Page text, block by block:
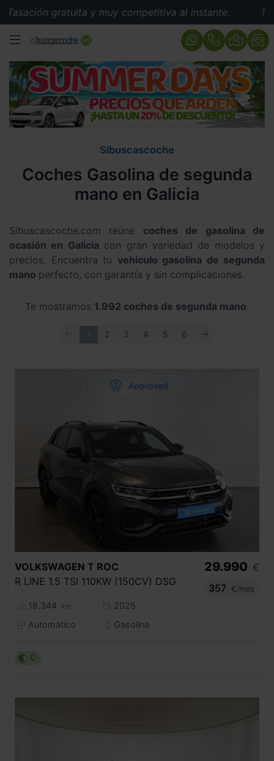
y muy competitiva al instante. Tasación
MENÚ
Sibuscascoche
Coches Gasolina de segunda
mano en Galicia
Sibuscascoche.com reúne coches de gasolina de
ocasión en Galicia con gran variedad de modelos y
precios. Encuentra tu vehículo gasolina de segunda
mano perfecto, con garantía y sin complicaciones.
Te mostramos 1.992 coches de segunda mano.
ANTERIOR
2 3 4 5 6 SIGUIENTE
VOLKSWAGEN T ROC
R LINE 1.5 TSI 110KW (150CV) DSG
18.344 km
2025
Automático
Gasolina
29.990 €
357
€/mes
C